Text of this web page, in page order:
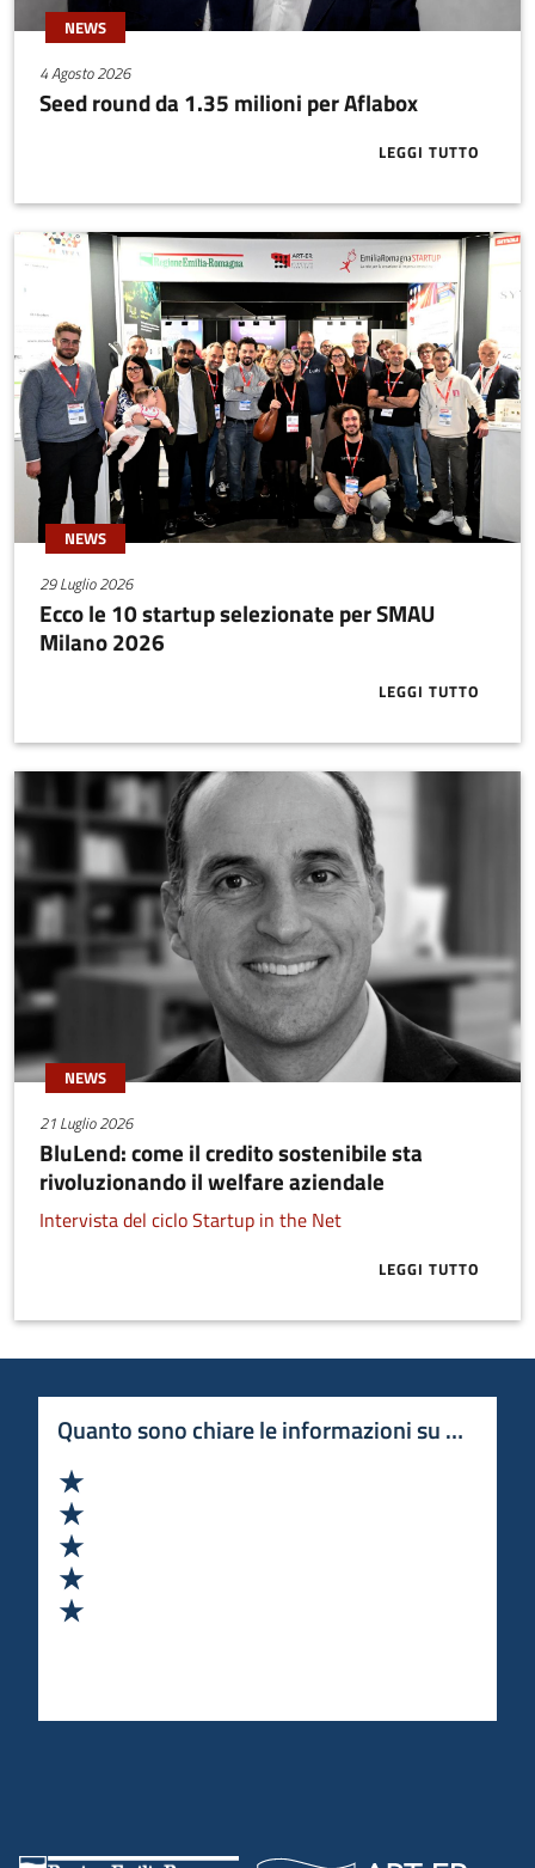
NEWS
4 Agosto 2026
Seed round da 1.35 milioni per Aflabox
LEGGI TUTTOABOUT SEED
NEWS
29 Luglio 2026
Ecco le 10 startup selezionate per SMAU
Milano 2026
LEGGI TUTTO
ABOUT
NEWS
21 Luglio 2026
BluLend: come il credito sostenibile sta
rivoluzionando il welfare aziendale
Intervista del ciclo Startup in the Net
LEGGI TUTTO
ABOUT
Quanto sono chiare le informazioni su questa